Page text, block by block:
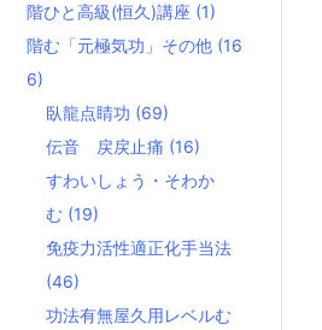
階ひと高級(恒久)講座 (1)
階む「元極気功」その他 (16
6)
臥龍点睛功 (69)
伝音 戻戻止痛 (16)
すわいしょう・そわか
む (19)
免疫力活性適正化手当法
(46)
功法有無屋久用レベルむ